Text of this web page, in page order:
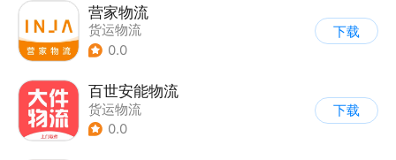
营家物流
货运物流
0.0
下载
百世安能物流
货运物流
0.0
下载